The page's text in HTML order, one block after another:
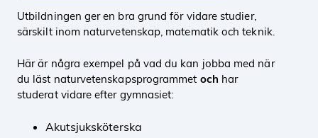
Utbildningen ger en bra grund för vidare studier,
särskilt inom naturvetenskap, matematik och teknik.
Här är några exempel på vad du kan jobba med när
du läst naturvetenskapsprogrammet och har
studerat vidare efter gymnasiet:
Akutsjuksköterska